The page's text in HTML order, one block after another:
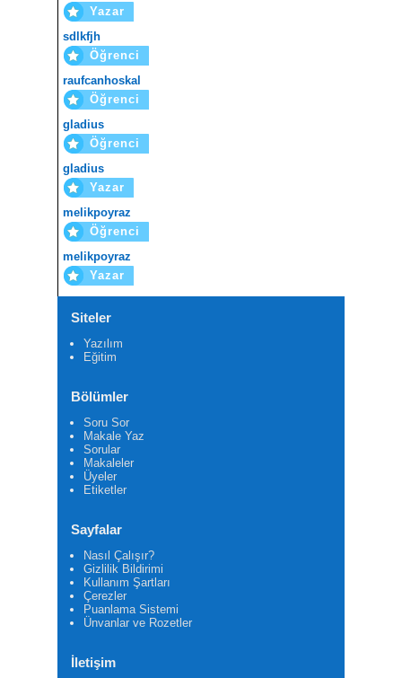
Yazar
sdlkfjh
Öğrenci
raufcanhoskal
Öğrenci
gladius
Öğrenci
gladius
Yazar
melikpoyraz
Öğrenci
melikpoyraz
Yazar
Siteler
Yazılım
Eğitim
Bölümler
Soru Sor
Makale Yaz
Sorular
Makaleler
Üyeler
Etiketler
Sayfalar
Nasıl Çalışır?
Gizlilik Bildirimi
Kullanım Şartları
Çerezler
Puanlama Sistemi
Ünvanlar ve Rozetler
İletişim